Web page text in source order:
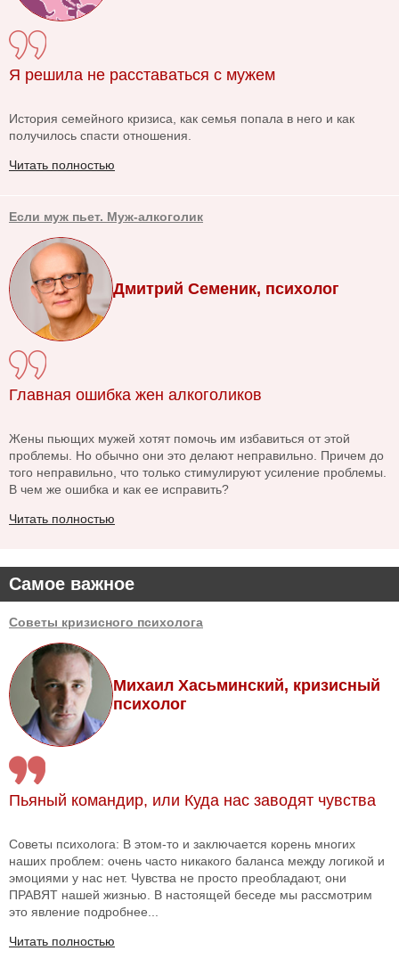
Самое важное
Советы кризисного психолога
Михаил Хасьминский, кризисный
психолог
Пьяный командир, или Куда нас заводят чувства
Советы психолога: В этом-то и заключается корень многих
наших проблем: очень часто никакого баланса между логикой и
эмоциями у нас нет. Чувства не просто преобладают, они
ПРАВЯТ нашей жизнью. В настоящей беседе мы рассмотрим
это явление подробнее...
Читать полностью
Я решила не расставаться с мужем
История семейного кризиса, как семья попала в него и как
получилось спасти отношения.
Читать полностью
Если муж пьет. Муж-алкоголик
Дмитрий Семеник, психолог
Главная ошибка жен алкоголиков
Жены пьющих мужей хотят помочь им избавиться от этой
проблемы. Но обычно они это делают неправильно. Причем до
того неправильно, что только стимулируют усиление проблемы.
В чем же ошибка и как ее исправить?
Читать полностью